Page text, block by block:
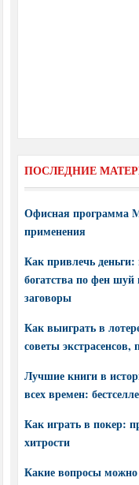
ПОСЛЕДНИЕ
Офисная программа
применения
Как привлечь
богатства по фен
заговоры
Как выиграть в
советы
Лучшие книги в
всех времен:
Как играть в покер:
хитрости
Какие вопросы можно